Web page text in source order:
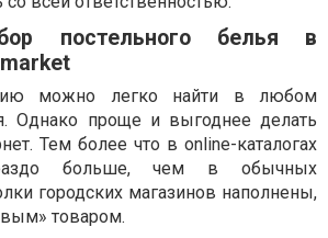
постельного белья в
можно легко найти в любом
Однако проще и выгоднее делать
Тем более что в online-каталогах
больше, чем в обычных
городских магазинов наполнены,
товаром.